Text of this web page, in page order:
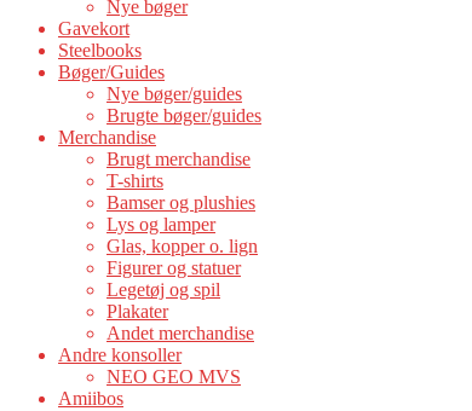
Nye bøger
Gavekort
Steelbooks
Bøger/Guides
Nye bøger/guides
Brugte bøger/guides
Merchandise
Brugt merchandise
T-shirts
Bamser og plushies
Lys og lamper
Glas, kopper o. lign
Figurer og statuer
Legetøj og spil
Plakater
Andet merchandise
Andre konsoller
NEO GEO MVS
Amiibos